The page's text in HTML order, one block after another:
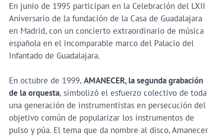
En junio de 1995 participan en la Celebración del LXII
Aniversario de la fundación de la Casa de Guadalajara
en Madrid, con un concierto extraordinario de música
española en el incomparable marco del Palacio del
Infantado de Guadalajara.
En octubre de 1999, AMANECER, la segunda grabación
de la orquesta, simbolizó el esfuerzo colectivo de toda
una generación de instrumentistas en persecución del
objetivo común de popularizar los instrumentos de
pulso y púa. El tema que da nombre al disco, Amanecer